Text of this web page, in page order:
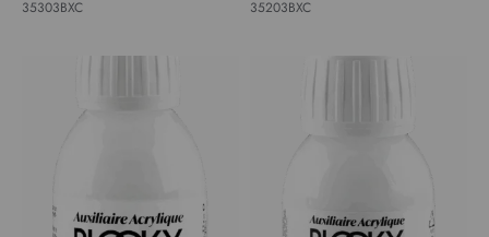
35303BXC 35203BXC